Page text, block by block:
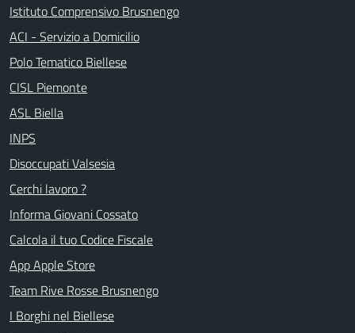
Istituto Comprensivo Brusnengo
ACI - Servizio a Domicilio
Polo Tematico Biellese
CISL Piemonte
ASL Biella
INPS
Disoccupati Valsesia
Cerchi lavoro ?
Informa Giovani Cossato
Calcola il tuo Codice Fiscale
App Apple Store
Team Rive Rosse Brusnengo
I Borghi nel Biellese